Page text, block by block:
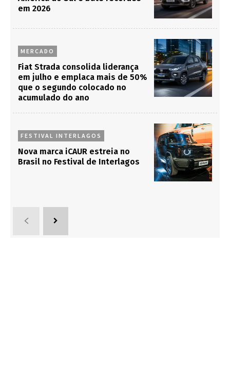
em 2026
MERCADO
Fiat Strada consolida liderança
em julho e emplaca mais de 50%
que o segundo colocado no
acumulado do ano
FESTIVAL INTERLAGOS
Nova marca iCAUR estreia no
Brasil no Festival de Interlagos